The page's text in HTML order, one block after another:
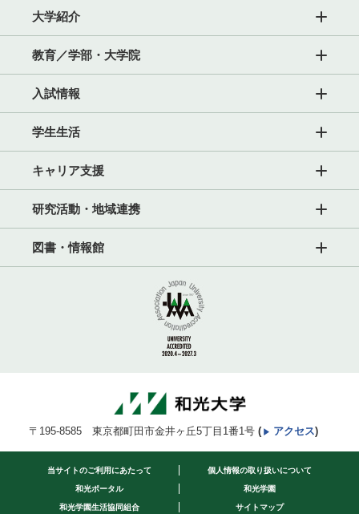
大学紹介
教育／学部・大学院
入試情報
学生生活
キャリア支援
研究活動・地域連携
図書・情報館
〒195-8585 東京都町田市金井ヶ丘5丁目1番1号 ( アクセス)
当サイトのご利用にあたって 個人情報の取り扱いについて
和光ポータル 和光学園
和光学園生活協同組合 サイトマップ